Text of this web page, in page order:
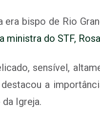
bispo de Rio
do STF,
sensível,
a
Igreja.